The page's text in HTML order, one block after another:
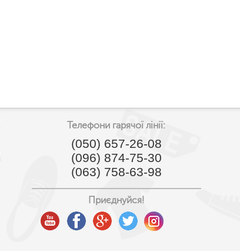
Телефони гарячої лінії:
(050) 657-26-08
(096) 874-75-30
(063) 758-63-98
Приєднуйся!
youtubefacebookgoogle
plus
twitterinstagram